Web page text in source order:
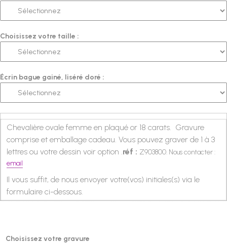
Choisissez votre taille :
Écrin bague gainé, liséré doré :
Chevalière ovale femme en plaqué or 18 carats. Gravure
comprise et emballage cadeau. Vous pouvez graver de 1 à 3
lettres ou votre dessin voir option . réf : Z903800. Nous contacter :
email
Il vous suffit, de nous envoyer votre(vos) initiales(s) via le
formulaire ci-dessous.
Choisissez votre gravure